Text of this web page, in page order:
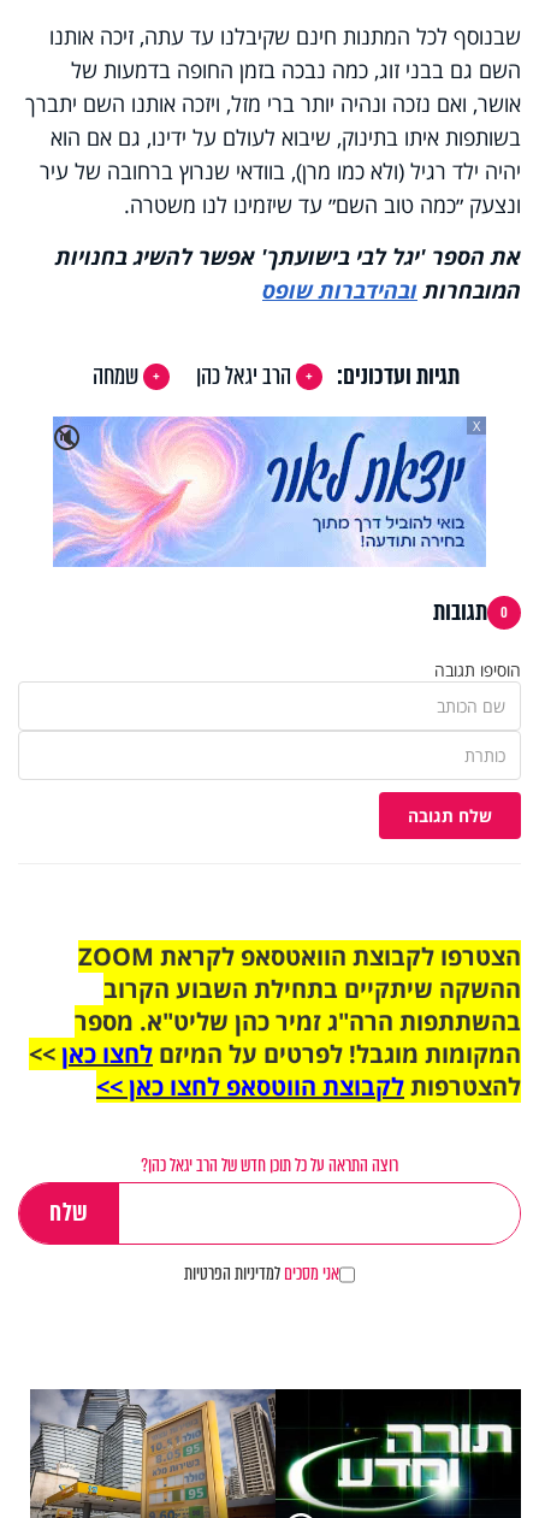
שבנוסף לכל המתנות חינם שקיבלנו עד עתה, זיכה אותנו
השם גם בבני זוג, כמה נבכה בזמן החופה בדמעות של
אושר, ואם נזכה ונהיה יותר ברי מזל, ויזכה אותנו השם יתברך
בשותפות איתו בתינוק, שיבוא לעולם על ידינו, גם אם הוא
יהיה ילד רגיל (ולא כמו מרן), בוודאי שנרוץ ברחובה של עיר
ונצעק ״כמה טוב השם״ עד שיזמינו לנו משטרה.
את הספר 'יגל לבי בישועתך' אפשר להשיג בחנויות
המובחרותובהידברות שופס
תגיות ועדכונים: הרב יגאל כהן
שמחה
🔇
X
0 תגובות
הוסיפו תגובה
שלח תגובה
הצטרפו לקבוצת הוואטסאפ לקראת ZOOM
ההשקה שיתקיים בתחילת השבוע הקרוב
בהשתתפות הרה"ג זמיר כהן שליט"א. מספר
המקומות מוגבל! לפרטים על המיזם לחצו כאן>>
להצטרפותלקבוצת הווטסאפ לחצו כאן >>
רוצה התראה על כל תוכן חדש של הרב יגאל כהן?
אני מסכיםלמדיניות הפרטיות